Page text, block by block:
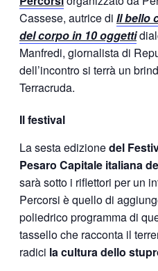
Cassese, autrice di Il bello
del corpo in 10 oggetti
Manfredi, giornalista di
dell’incontro si terrà un
Terracruda.
Il festival
La sesta edizionedel
Pesaro Capitale italiana
sarà sotto i riflettori per un
Percorsi è quello di
poliedrico programma di
tassello che racconta il
radici la cultura dello